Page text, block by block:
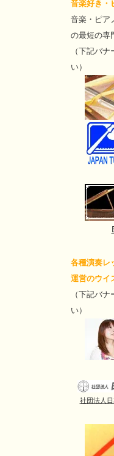
音楽好き・
音楽・ピア
の最短の専
（下記バ
い）
各種演奏レ
運営のウイ
（下記バ
い）
社団法人